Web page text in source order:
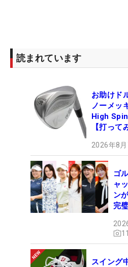
読まれています
お助けド
ノーメッ
High
【打って
2026年8
ゴ
ャ
ン
完
スイング